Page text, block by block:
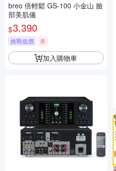
breo 倍輕鬆 GS-100 小金山 臉
部美肌儀
$3,390
挑戰低價 券
加入購物車